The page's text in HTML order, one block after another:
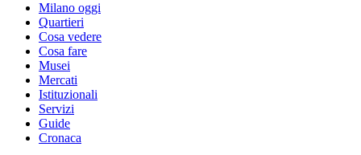
Milano oggi
Quartieri
Cosa vedere
Cosa fare
Musei
Mercati
Istituzionali
Servizi
Guide
Cronaca